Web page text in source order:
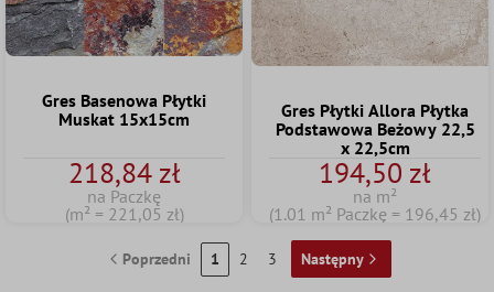
Gres Basenowa Płytki
Muskat 15x15cm
218,84 zł
na Paczkę
(m² = 221,05 zł)
Gres Płytki Allora Płytka
Podstawowa Beżowy 22,5
x 22,5cm
194,50 zł
na m²
(1.01 m² Paczkę = 196,45 zł)
Poprzedni 1 2 3 Następny